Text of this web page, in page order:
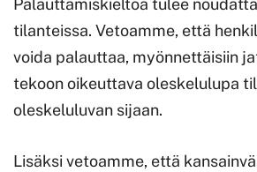
Palauttamiskieltoa tulee
tilanteissa. Vetoamme, että
voida palauttaa, myönnettäisiin
tekoon oikeuttava oleskelulupa
oleskeluluvan sijaan.
Lisäksi vetoamme, että